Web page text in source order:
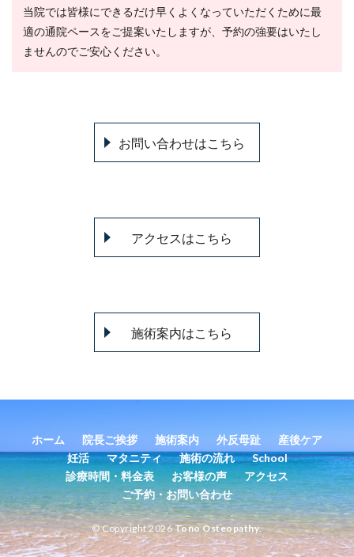
当院では皆様にできるだけ早くよくなっていただくために最
適の通院ペースをご提案いたしますが、予約の強要はいたし
ませんのでご安心ください。
お問い合わせはこちら
アクセスはこちら
施術案内はこちら
ホーム 院長ご挨拶 施術案内 外反母趾
産後ケア
妊活
マタニティ 施術の流れ
School
診療時間・料金表
お客様の声
アクセス
ご予約・お問い合わせ
© Copyright 2026Tono Osteopathy.